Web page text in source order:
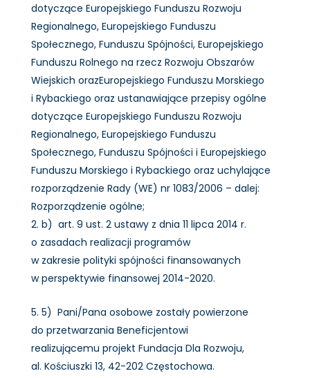
dotyczące Europejskiego Funduszu Rozwoju
Regionalnego, Europejskiego Funduszu
Społecznego, Funduszu Spójności, Europejskiego
Funduszu Rolnego na rzecz Rozwoju Obszarów
Wiejskich orazEuropejskiego Funduszu Morskiego
i Rybackiego oraz ustanawiające przepisy ogólne
dotyczące Europejskiego Funduszu Rozwoju
Regionalnego, Europejskiego Funduszu
Społecznego, Funduszu Spójności i Europejskiego
Funduszu Morskiego i Rybackiego oraz uchylające
rozporządzenie Rady (WE) nr 1083/2006 – dalej:
Rozporządzenie ogólne;
b) art. 9 ust. 2 ustawy z dnia 11 lipca 2014 r.
o zasadach realizacji programów
w zakresie polityki spójności finansowanych
w perspektywie finansowej 2014-2020.
5) Pani/Pana osobowe zostały powierzone
do przetwarzania Beneficjentowi
realizującemu projekt Fundacja Dla Rozwoju,
al. Kościuszki 13, 42-202 Częstochowa.